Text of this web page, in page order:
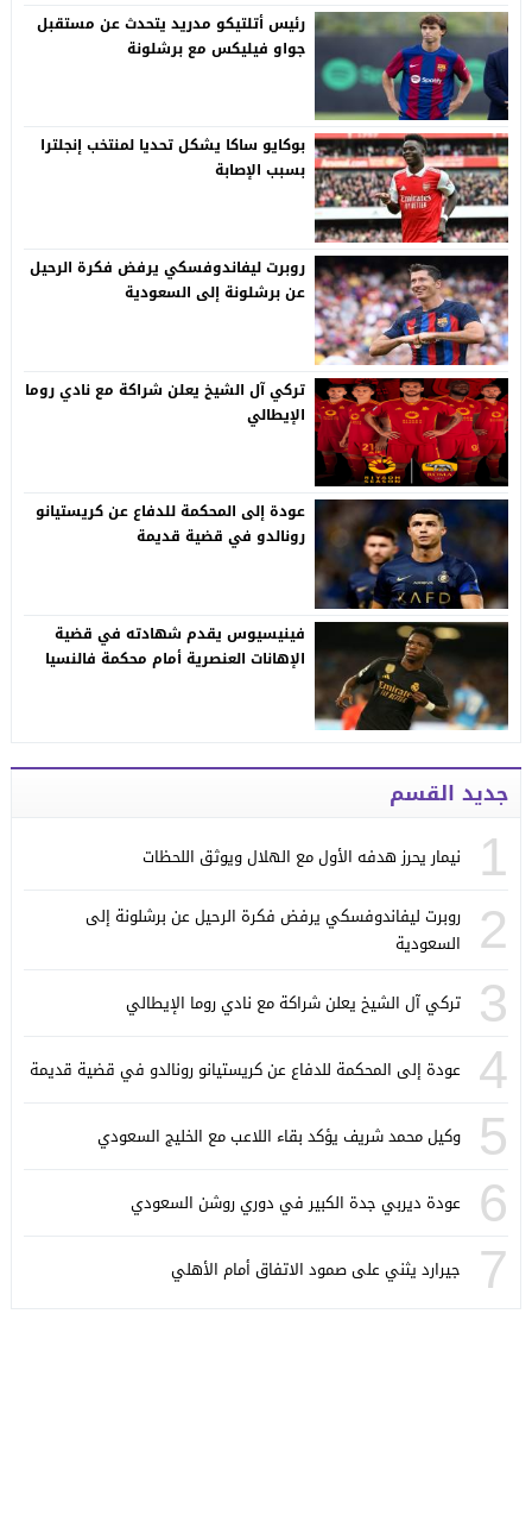
رئيس أتلتيكو مدريد يتحدث عن مستقبل
جواو فيليكس مع برشلونة
بوكايو ساكا يشكل تحديا لمنتخب إنجلترا
بسبب الإصابة
روبرت ليفاندوفسكي يرفض فكرة الرحيل
عن برشلونة إلى السعودية
تركي آل الشيخ يعلن شراكة مع نادي روما
الإيطالي
عودة إلى المحكمة للدفاع عن كريستيانو
رونالدو في قضية قديمة
فينيسيوس يقدم شهادته في قضية
الإهانات العنصرية أمام محكمة فالنسيا
جديد القسم
1 نيمار يحرز هدفه الأول مع الهلال ويوثق اللحظات
2
روبرت ليفاندوفسكي يرفض فكرة الرحيل عن برشلونة إلى
السعودية
3 تركي آل الشيخ يعلن شراكة مع نادي روما الإيطالي
4 عودة إلى المحكمة للدفاع عن كريستيانو رونالدو في قضية قديمة
5 وكيل محمد شريف يؤكد بقاء اللاعب مع الخليج السعودي
6 عودة ديربي جدة الكبير في دوري روشن السعودي
7 جيرارد يثني على صمود الاتفاق أمام الأهلي